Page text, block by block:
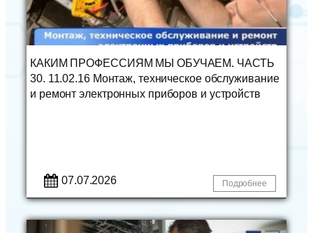
КАКИМ ПРОФЕССИЯМ МЫ ОБУЧАЕМ. ЧАСТЬ
30. 11.02.16 Монтаж, техническое обслуживание
и ремонт электронных приборов и устройств
07.07.2026 Подробнее